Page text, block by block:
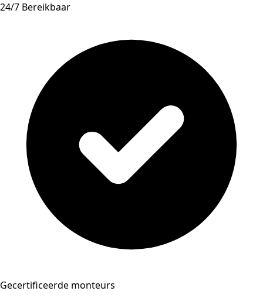
24/7 Bereikbaar
Gecertificeerde monteurs